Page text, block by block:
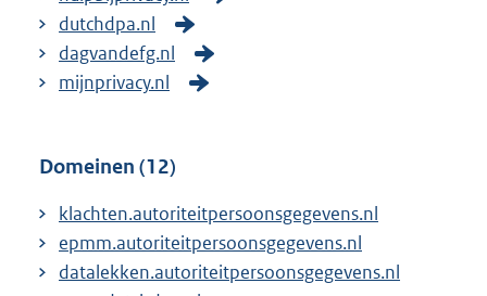
dutchdpa.nl
dagvandefg.nl
mijnprivacy.nl
Domeinen (12)
klachten.autoriteitpersoonsgegevens.nl
epmm.autoriteitpersoonsgegevens.nl
datalekken.autoriteitpersoonsgegevens.nl